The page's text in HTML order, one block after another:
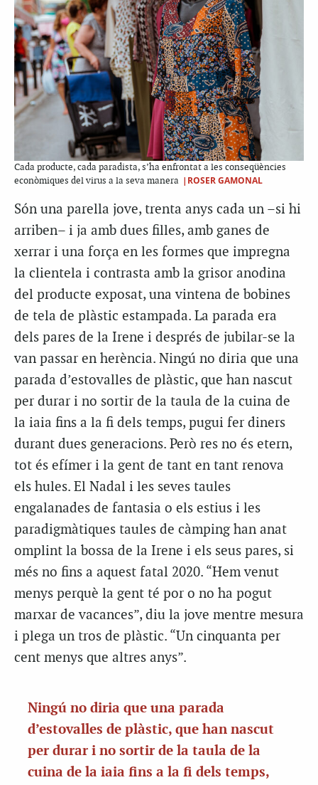
Cada producte, cada paradista, s’ha enfrontat a les conseqüències
econòmiques del virus a la seva manera |ROSER GAMONAL
Són una parella jove, trenta anys cada un –si hi
arriben– i ja amb dues filles, amb ganes de
xerrar i una força en les formes que impregna
la clientela i contrasta amb la grisor anodina
del producte exposat, una vintena de bobines
de tela de plàstic estampada. La parada era
dels pares de la Irene i després de jubilar-se la
van passar en herència. Ningú no diria que una
parada d’estovalles de plàstic, que han nascut
per durar i no sortir de la taula de la cuina de
la iaia fins a la fi dels temps, pugui fer diners
durant dues generacions. Però res no és etern,
tot és efímer i la gent de tant en tant renova
els hules. El Nadal i les seves taules
engalanades de fantasia o els estius i les
paradigmàtiques taules de càmping han anat
omplint la bossa de la Irene i els seus pares, si
més no fins a aquest fatal 2020. “Hem venut
menys perquè la gent té por o no ha pogut
marxar de vacances”, diu la jove mentre mesura
i plega un tros de plàstic. “Un cinquanta per
cent menys que altres anys”.
Ningú no diria que una parada
d’estovalles de plàstic, que han nascut
per durar i no sortir de la taula de la
cuina de la iaia fins a la fi dels temps,